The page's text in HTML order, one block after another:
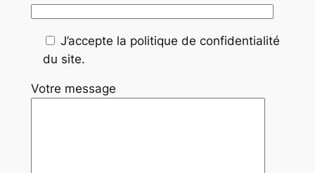
J’accepte la politique de confidentialité
du site.
Votre message